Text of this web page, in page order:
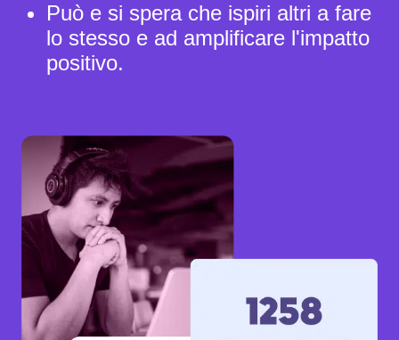
Può e si spera che ispiri altri a fare
lo stesso e ad amplificare l'impatto
positivo.